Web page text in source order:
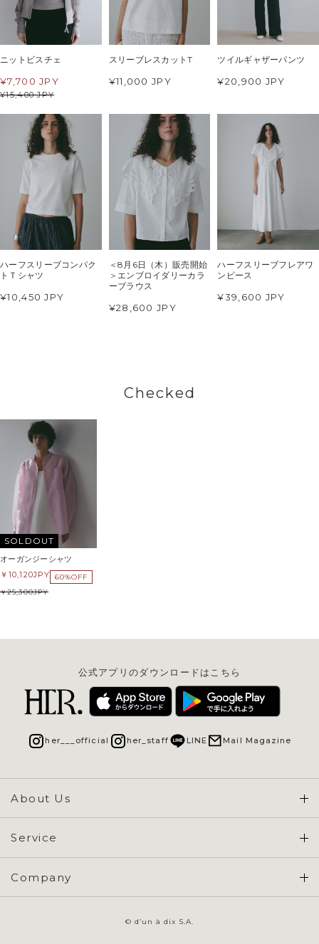
ニットビスチェ
¥15,400 JPY
¥7,700 JPY
スリーブレスカットT
¥11,000 JPY
ツイルギャザーパンツ
¥20,900 JPY
ハーフスリーブコンパク
トＴシャツ
¥10,450 JPY
＜8月6日（木）販売開始
＞エンブロイダリーカラ
ーブラウス
¥28,600 JPY
ハーフスリーブフレアワ
ンピース
¥39,600 JPY
Checked
SOLDOUT
オーガンジーシャツ
10,120JPY 60%OFF
25,300JPY
About Us
Concept & Overview
Service
会員登録 / ログイン
ご利用ガイド
Company
公式アプリのダウンロードはこちら
her___official her_staff LINE Mail Magazine
© d’un à dix S.A.